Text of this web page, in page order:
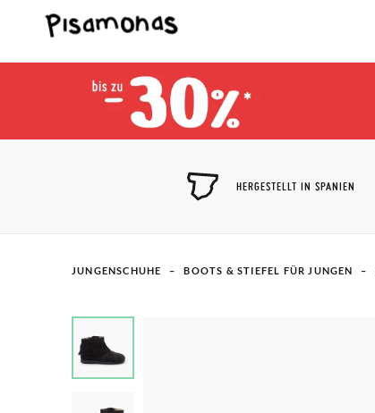
HERGESTELLT IN SPANIEN
JUNGENSCHUHE BOOTS & STIEFEL FÜR JUNGEN